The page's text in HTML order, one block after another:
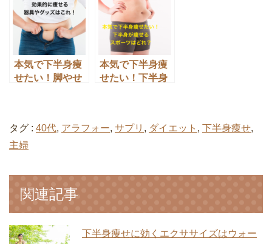
本気で下半身痩
せたい！脚やせ
本気で下半身痩
せたい！下半身
タグ : 40代, アラフォー, サプリ , ダイエット , 下半身痩せ,
主婦
関連記事
下半身痩せに効くエクササイズはウォー